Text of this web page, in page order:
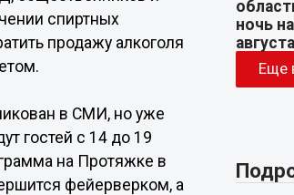
спиртных
продажу алкоголя
в СМИ, но уже
гостей с 14 до 19
на Протяжке в
фейерверком, а
Еще